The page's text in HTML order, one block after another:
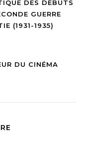
DES DÉBUTS
GUERRE
(1931-1935)
DU CINÉMA